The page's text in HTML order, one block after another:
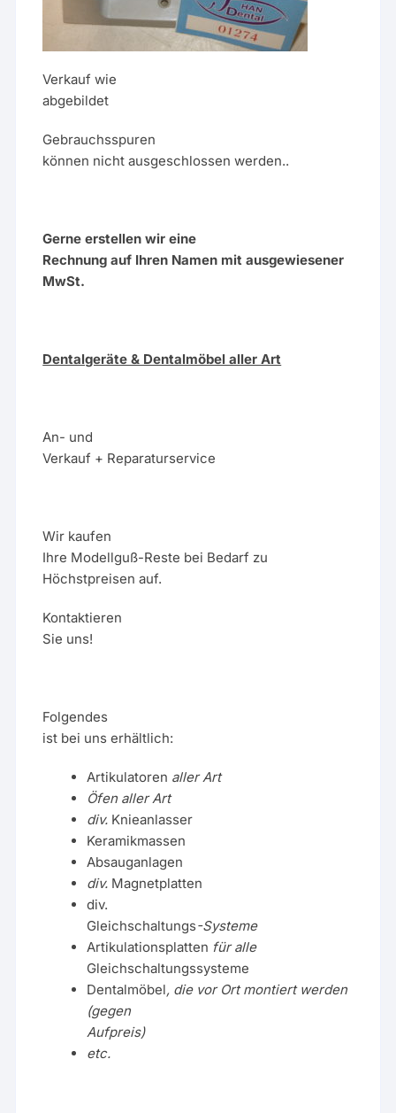
Verkauf wie
abgebildet
Gebrauchsspuren
können nicht ausgeschlossen werden..
Gerne erstellen wir eine
Rechnung auf Ihren Namen mit ausgewiesener
MwSt.
Dentalgeräte & Dentalmöbel aller Art
An- und
Verkauf + Reparaturservice
Wir kaufen
Ihre Modellguß-Reste bei Bedarf zu
Höchstpreisen auf.
Kontaktieren
Sie uns!
Folgendes
ist bei uns erhältlich:
Artikulatoren aller Art
Öfen aller Art
div. Knieanlasser
Keramikmassen
Absauganlagen
div. Magnetplatten
div.
Gleichschaltungs-Systeme
Artikulationsplatten für alle
Gleichschaltungssysteme
Dentalmöbel, die vor Ort montiert werden
(gegen
Aufpreis)
etc.